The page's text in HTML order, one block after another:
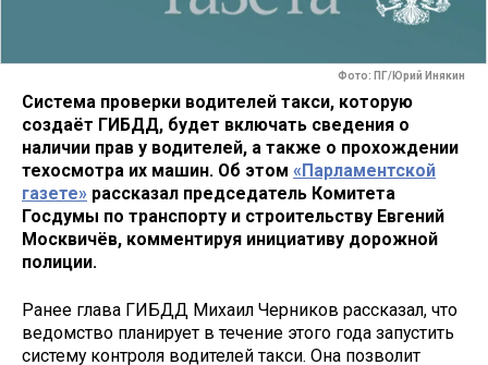
Фото: ПГ/Юрий Инякин
Система проверки водителей такси, которую
создаёт ГИБДД, будет включать сведения о
наличии прав у водителей, а также о прохождении
техосмотра их машин. Об этом «Парламентской
газете» рассказал председатель Комитета
Госдумы по транспорту и строительству Евгений
Москвичёв, комментируя инициативу дорожной
полиции.
Ранее глава ГИБДД Михаил Черников рассказал, что
ведомство планирует в течение этого года запустить
систему контроля водителей такси. Она позволит